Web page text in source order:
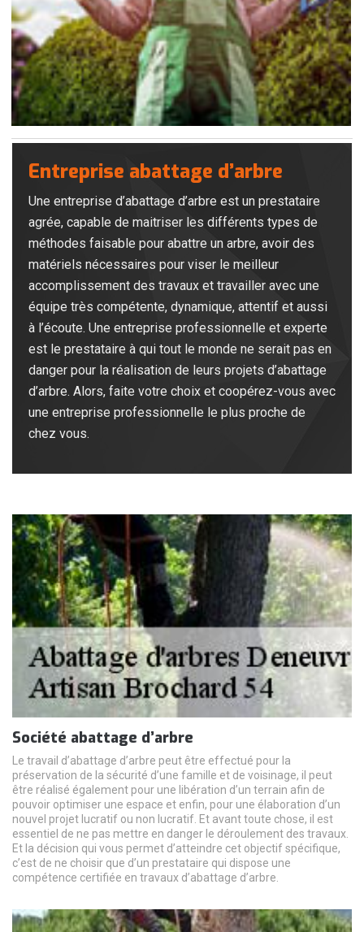
Entreprise abattage d’arbre
Une entreprise d’abattage d’arbre est un prestataire
agrée, capable de maitriser les différents types de
méthodes faisable pour abattre un arbre, avoir des
matériels nécessaires pour viser le meilleur
accomplissement des travaux et travailler avec une
équipe très compétente, dynamique, attentif et aussi
à l’écoute. Une entreprise professionnelle et experte
est le prestataire à qui tout le monde ne serait pas en
danger pour la réalisation de leurs projets d’abattage
d’arbre. Alors, faite votre choix et coopérez-vous avec
une entreprise professionnelle le plus proche de
chez vous.
Société abattage d’arbre
Le travail d’abattage d’arbre peut être effectué pour la
préservation de la sécurité d’une famille et de voisinage, il peut
être réalisé également pour une libération d’un terrain afin de
pouvoir optimiser une espace et enfin, pour une élaboration d’un
nouvel projet lucratif ou non lucratif. Et avant toute chose, il est
essentiel de ne pas mettre en danger le déroulement des travaux.
Et la décision qui vous permet d’atteindre cet objectif spécifique,
c’est de ne choisir que d’un prestataire qui dispose une
compétence certifiée en travaux d’abattage d’arbre.